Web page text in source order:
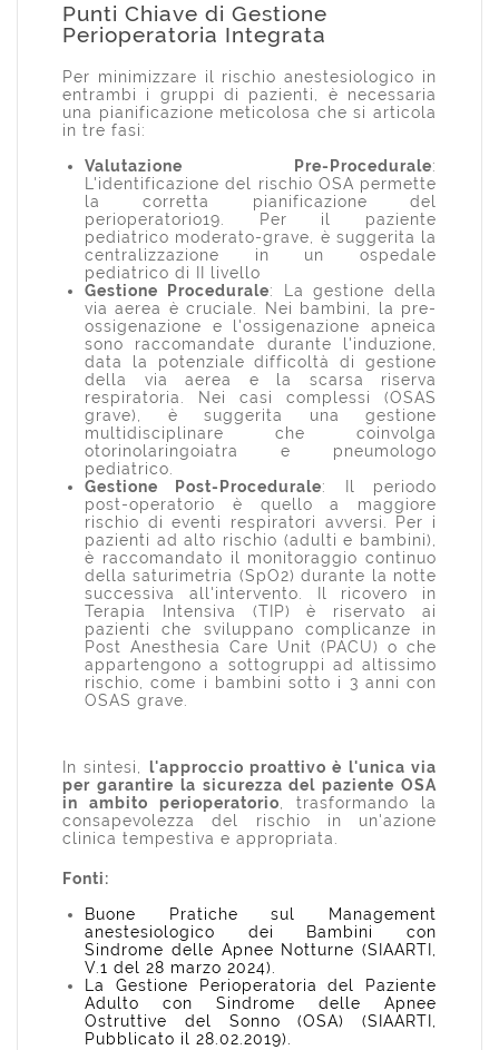
Punti Chiave di Gestione
Perioperatoria Integrata
Per minimizzare il rischio anestesiologico in
entrambi i gruppi di pazienti, è necessaria
una pianificazione meticolosa che si articola
in tre fasi:
Valutazione Pre-Procedurale:
L'identificazione del rischio OSA permette
la corretta pianificazione del
perioperatorio19. Per il paziente
pediatrico moderato-grave, è suggerita la
centralizzazione in un ospedale
pediatrico di II livello
Gestione Procedurale: La gestione della
via aerea è cruciale. Nei bambini, la pre-
ossigenazione e l'ossigenazione apneica
sono raccomandate durante l'induzione,
data la potenziale difficoltà di gestione
della via aerea e la scarsa riserva
respiratoria. Nei casi complessi (OSAS
grave), è suggerita una gestione
multidisciplinare che coinvolga
otorinolaringoiatra e pneumologo
pediatrico.
Gestione Post-Procedurale: Il periodo
post-operatorio è quello a maggiore
rischio di eventi respiratori avversi. Per i
pazienti ad alto rischio (adulti e bambini),
è raccomandato il monitoraggio continuo
della saturimetria (SpO2) durante la notte
successiva all'intervento. Il ricovero in
Terapia Intensiva (TIP) è riservato ai
pazienti che sviluppano complicanze in
Post Anesthesia Care Unit (PACU) o che
appartengono a sottogruppi ad altissimo
rischio, come i bambini sotto i 3 anni con
OSAS grave.
In sintesi, l'approccio proattivo è l'unica via
per garantire la sicurezza del paziente OSA
in ambito perioperatorio, trasformando la
consapevolezza del rischio in un'azione
clinica tempestiva e appropriata.
Fonti:
Buone Pratiche sul Management
anestesiologico dei Bambini con
Sindrome delle Apnee Notturne (SIAARTI,
V.1 del 28 marzo 2024).
La Gestione Perioperatoria del Paziente
Adulto con Sindrome delle Apnee
Ostruttive del Sonno (OSA) (SIAARTI,
Pubblicato il 28.02.2019).